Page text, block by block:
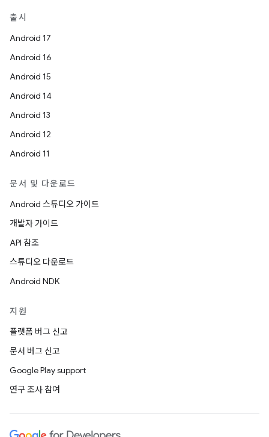
출시
Android 17
Android 16
Android 15
Android 14
Android 13
Android 12
Android 11
문서 및 다운로드
Android 스튜디오 가이드
개발자 가이드
API 참조
스튜디오 다운로드
Android NDK
지원
플랫폼 버그 신고
문서 버그 신고
Google Play support
연구 조사 참여